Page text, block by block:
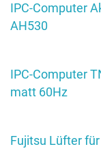
IPC-Computer
AH530
IPC-Computer
matt 60Hz
Fujitsu Lüfter